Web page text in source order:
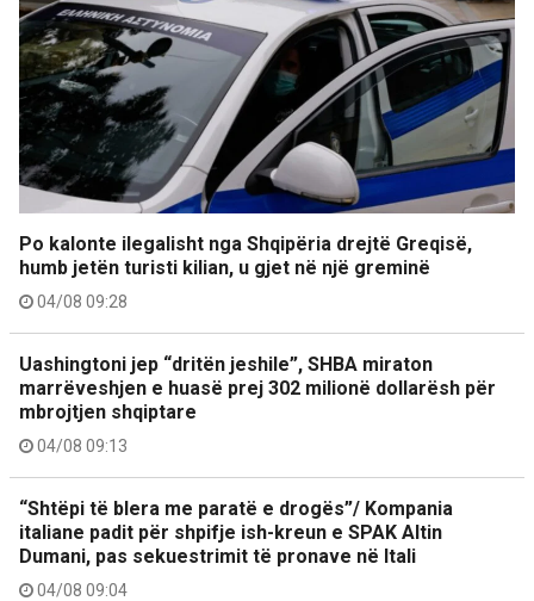
Po kalonte ilegalisht nga Shqipëria drejtë Greqisë,
humb jetën turisti kilian, u gjet në një greminë
04/08 09:28
Uashingtoni jep “dritën jeshile”, SHBA miraton
marrëveshjen e huasë prej 302 milionë dollarësh për
mbrojtjen shqiptare
04/08 09:13
“Shtëpi të blera me paratë e drogës”/ Kompania
italiane padit për shpifje ish-kreun e SPAK Altin
Dumani, pas sekuestrimit të pronave në Itali
04/08 09:04